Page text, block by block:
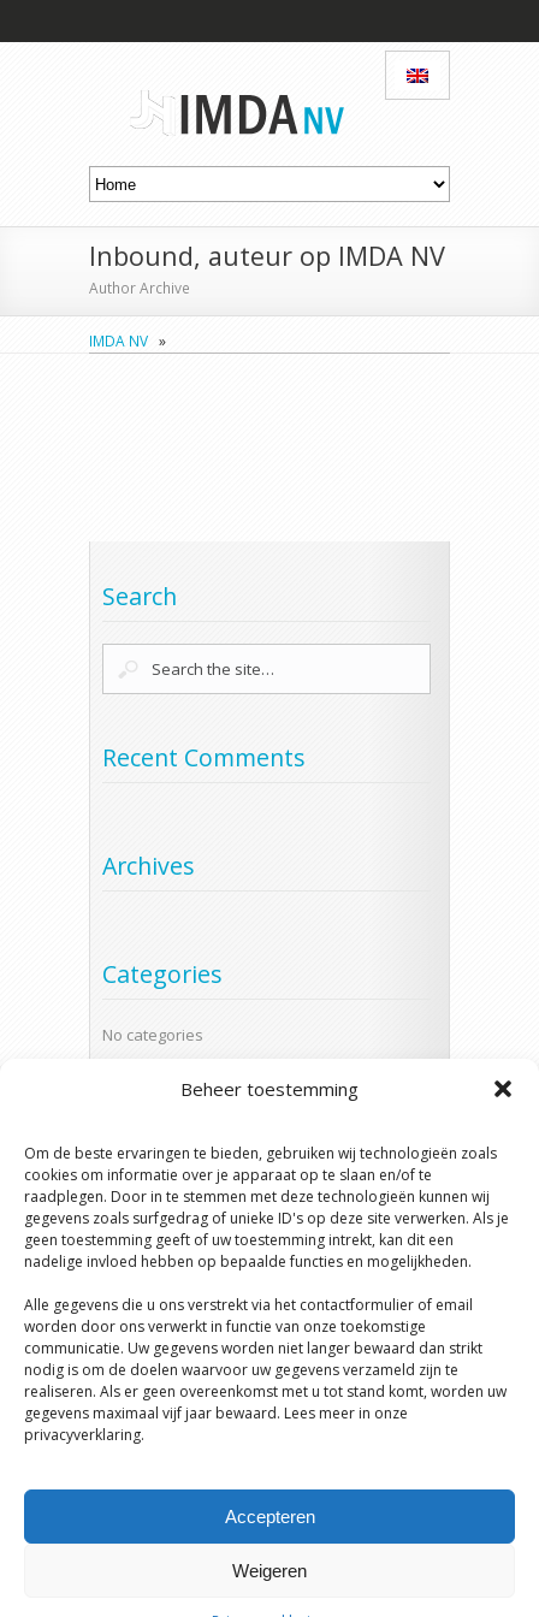
Beheer toestemming
Om de beste ervaringen te bieden, gebruiken wij technologieën zoals
cookies om informatie over je apparaat op te slaan en/of te
raadplegen. Door in te stemmen met deze technologieën kunnen wij
gegevens zoals surfgedrag of unieke ID's op deze site verwerken. Als je
geen toestemming geeft of uw toestemming intrekt, kan dit een
nadelige invloed hebben op bepaalde functies en mogelijkheden.
Alle gegevens die u ons verstrekt via het contactformulier of email
worden door ons verwerkt in functie van onze toekomstige
communicatie. Uw gegevens worden niet langer bewaard dan strikt
nodig is om de doelen waarvoor uw gegevens verzameld zijn te
realiseren. Als er geen overeenkomst met u tot stand komt, worden uw
gegevens maximaal vijf jaar bewaard. Lees meer in onze
privacyverklaring.
Accepteren
Weigeren
Inbound, auteur op IMDA NV
Author Archive
IMDA NV »
Search
Recent Comments
Archives
Categories
No categories
Log in
Entries feed
Comments feed
Copyright © 2017 IMDA NV ·